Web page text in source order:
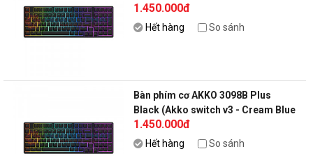
Yellow Pro)
1.450.000đ
Hết hàng So sánh
Bàn phím cơ AKKO 3098B Plus
Black (Akko switch v3 - Cream Blue
Pro)
1.450.000đ
Hết hàng So sánh